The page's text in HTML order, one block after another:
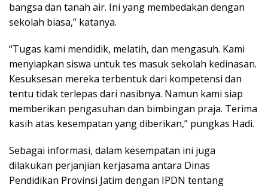
bangsa dan tanah air. Ini yang membedakan dengan
sekolah biasa,” katanya.
“Tugas kami mendidik, melatih, dan mengasuh. Kami
menyiapkan siswa untuk tes masuk sekolah kedinasan.
Kesuksesan mereka terbentuk dari kompetensi dan
tentu tidak terlepas dari nasibnya. Namun kami siap
memberikan pengasuhan dan bimbingan praja. Terima
kasih atas kesempatan yang diberikan,” pungkas Hadi.
Sebagai informasi, dalam kesempatan ini juga
dilakukan perjanjian kerjasama antara Dinas
Pendidikan Provinsi Jatim dengan IPDN tentang